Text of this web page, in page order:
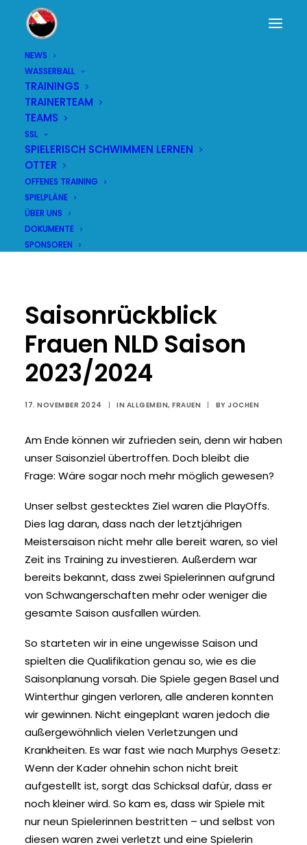
NEWS
WASSERBALL
TRAININGS
TRAINERTEAM
TEAMS
SSL
SPIELERISCH SCHWIMMEN LERNEN
OTTER
OFFENES TRAINING
SPIELPLÄNE
ÜBER UNS
DOKUMENTE
SPONSOREN
SAISONRÜCKBLICK
FRAUEN NLD SAISON
2023/2024
17. NOVEMBER 2024
Saisonrückblick
Frauen NLD Saison
2023/2024
17. NOVEMBER 2024 | IN ALLGEMEIN, FRAUEN | BY JOCHEN
Am Ende können wir zufrieden sein, denn wir haben
unser Saisonziel übertroffen. Doch bleibt die
Frage: Wäre sogar noch mehr möglich gewesen?
Unser selbst gestecktes Ziel waren die PlayOffs.
Dies lag daran, dass nach der letztjährigen
Meistersaison nicht mehr alle bereit waren, so viel
Zeit ins Training zu investieren. Außerdem war
bereits bekannt, dass zwei Spielerinnen aufgrund
von Schwangerschaften mehr oder weniger die
gesamte Saison ausfallen würden.
So starteten wir in eine ungewisse Saison und
spielten die Qualifikation genau so, wie es die
Saisonplanung vorsah. Die Spiele gegen Basel und
Winterthur gingen verloren, alle anderen konnten
wir gewinnen. Nicht eingeplant waren jedoch die
außergewöhnlich vielen Verletzungen und
Krankheiten. Es war fast wie nach Murphys Gesetz:
Wenn der Kader ohnehin schon nicht breit
aufgestellt ist, sorgt das Schicksal dafür, dass er
noch kleiner wird. So kam es, dass wir Spiele mit
nur neun Spielerinnen bestritten – und selbst von
diesen waren zwei verletzt und eine Spielerin